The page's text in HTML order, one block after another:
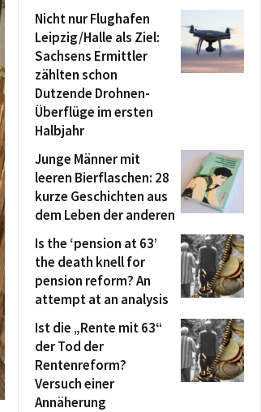
Nicht nur Flughafen
Leipzig/Halle als Ziel:
Sachsens Ermittler
zählten schon
Dutzende Drohnen-
Überflüge im ersten
Halbjahr
Junge Männer mit
leeren Bierflaschen: 28
kurze Geschichten aus
dem Leben der anderen
Is the ‘pension at 63’
the death knell for
pension reform? An
attempt at an analysis
Ist die „Rente mit 63“
der Tod der
Rentenreform?
Versuch einer
Annäherung